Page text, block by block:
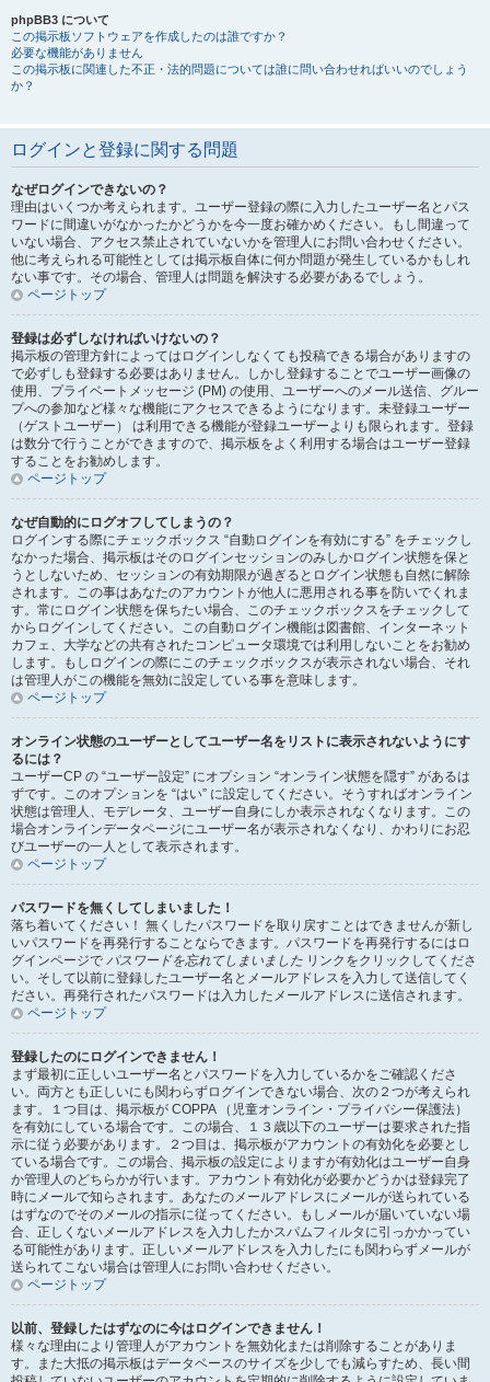
phpBB3 について
この掲示板ソフトウェアを作成したのは誰ですか？
必要な機能がありません
この掲示板に関連した不正・法的問題については誰に問い合わせればいいのでしょう
か？
ログインと登録に関する問題
なぜログインできないの？
理由はいくつか考えられます。ユーザー登録の際に入力したユーザー名とパス
ワードに間違いがなかったかどうかを今一度お確かめください。もし間違って
いない場合、アクセス禁止されていないかを管理人にお問い合わせください。
他に考えられる可能性としては掲示板自体に何か問題が発生しているかもしれ
ない事です。その場合、管理人は問題を解決する必要があるでしょう。
ページトップ
登録は必ずしなければいけないの？
掲示板の管理方針によってはログインしなくても投稿できる場合がありますの
で必ずしも登録する必要はありません。しかし登録することでユーザー画像の
使用、プライベートメッセージ (PM) の使用、ユーザーへのメール送信、グルー
プへの参加など様々な機能にアクセスできるようになります。未登録ユーザー
（ゲストユーザー） は利用できる機能が登録ユーザーよりも限られます。登録
は数分で行うことができますので、掲示板をよく利用する場合はユーザー登録
することをお勧めします。
ページトップ
なぜ自動的にログオフしてしまうの？
ログインする際にチェックボックス “自動ログインを有効にする” をチェックし
なかった場合、掲示板はそのログインセッションのみしかログイン状態を保と
うとしないため、セッションの有効期限が過ぎるとログイン状態も自然に解除
されます。この事はあなたのアカウントが他人に悪用される事を防いでくれま
す。常にログイン状態を保ちたい場合、このチェックボックスをチェックして
からログインしてください。この自動ログイン機能は図書館、インターネット
カフェ、大学などの共有されたコンピュータ環境では利用しないことをお勧め
します。もしログインの際にこのチェックボックスが表示されない場合、それ
は管理人がこの機能を無効に設定している事を意味します。
ページトップ
オンライン状態のユーザーとしてユーザー名をリストに表示されないようにす
るには？
ユーザーCP の “ユーザー設定” にオプション “オンライン状態を隠す” があるは
ずです。このオプションを “はい” に設定してください。そうすればオンライン
状態は管理人、モデレータ、ユーザー自身にしか表示されなくなります。この
場合オンラインデータページにユーザー名が表示されなくなり、かわりにお忍
びユーザーの一人として表示されます。
ページトップ
パスワードを無くしてしまいました！
落ち着いてください！ 無くしたパスワードを取り戻すことはできませんが新し
いパスワードを再発行することならできます。パスワードを再発行するにはロ
グインページで パスワードを忘れてしまいました リンクをクリックしてくださ
い。そして以前に登録したユーザー名とメールアドレスを入力して送信してく
ださい。再発行されたパスワードは入力したメールアドレスに送信されます。
ページトップ
登録したのにログインできません！
まず最初に正しいユーザー名とパスワードを入力しているかをご確認くださ
い。両方とも正しいにも関わらずログインできない場合、次の２つが考えられ
ます。１つ目は、掲示板が COPPA （児童オンライン・プライバシー保護法）
を有効にしている場合です。この場合、１３歳以下のユーザーは要求された指
示に従う必要があります。２つ目は、掲示板がアカウントの有効化を必要とし
ている場合です。この場合、掲示板の設定によりますが有効化はユーザー自身
か管理人のどちらかが行います。アカウント有効化が必要かどうかは登録完了
時にメールで知らされます。あなたのメールアドレスにメールが送られている
はずなのでそのメールの指示に従ってください。もしメールが届いていない場
合、正しくないメールアドレスを入力したかスパムフィルタに引っかかってい
る可能性があります。正しいメールアドレスを入力したにも関わらずメールが
送られてこない場合は管理人にお問い合わせください。
ページトップ
以前、登録したはずなのに今はログインできません！
様々な理由により管理人がアカウントを無効化または削除することがありま
す。また大抵の掲示板はデータベースのサイズを少しでも減らすため、長い間